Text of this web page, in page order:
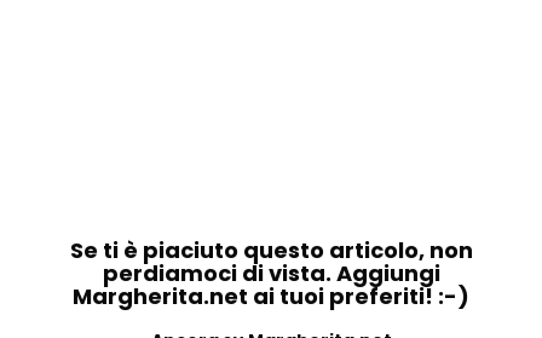
Se ti è piaciuto questo articolo, non
perdiamoci di vista. Aggiungi
Margherita.net ai tuoi preferiti! :-)